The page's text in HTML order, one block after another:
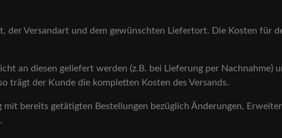
der Versandart und dem gewünschten Liefertort. Die Kosten für
an diesen geliefert werden (z.B. bei Lieferung per Nachnahme)
trägt der Kunde die kompletten Kosten des Versands.
bereits getätigten Bestellungen bezüglich Änderungen,